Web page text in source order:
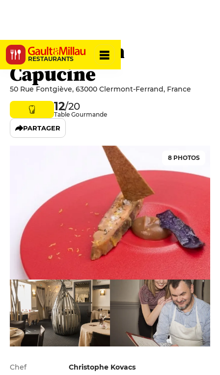
RESTAURANTS
Amphitryon
Capucine
50 Rue Fontgiève, 63000 Clermont-Ferrand, France
12/20
Table Gourmande
PARTAGER
8 PHOTOS
Infos pratiques
Chef
Christophe Kovacs